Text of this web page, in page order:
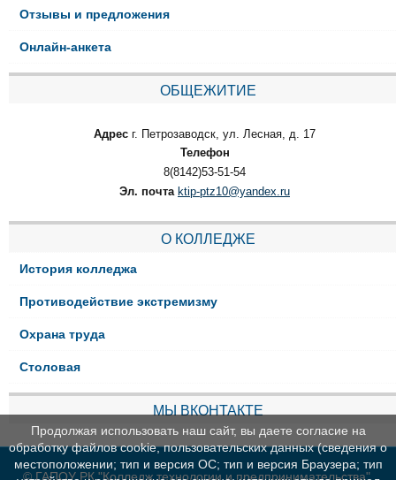
Отзывы и предложения
Онлайн-анкета
ОБЩЕЖИТИЕ
Адрес г. Петрозаводск, ул. Лесная, д. 17
Телефон
8(8142)53-51-54
Эл. почта ktip-ptz10@yandex.ru
О КОЛЛЕДЖЕ
История колледжа
Противодействие экстремизму
Охрана труда
Столовая
МЫ ВКОНТАКТЕ
© ГАПОУ РК "Колледж технологии и предпринимательства"
Продолжая использовать наш сайт, вы даете согласие на
обработку файлов cookie, пользовательских данных (сведения о
местоположении; тип и версия ОС; тип и версия Браузера; тип